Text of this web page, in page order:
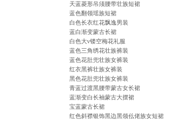
天蓝菱形吊须腰带壮族短裙
蓝色翻领瑶族短裙
白色长衣红花飘逸男装
蓝白渐变蒙古长裙
白色大v镂空梅花礼服
蓝色三角绣花壮族裤装
蓝色花肚兜壮族女裤装
红衣黑裤壮族女裤装
黑色花肚兜壮族女裤装
青蓝过渡黑腰带蒙古女长裙
蓝渐变白长袖蒙古大摆裙
宝蓝蒙古长裙
红色斜襟银饰黑边黑领仫佬族女短裙